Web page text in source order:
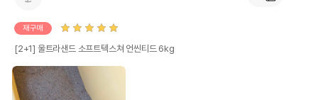
재구매
[2+1] 울트라샌드 소프트텍스쳐 언씬티드 6kg